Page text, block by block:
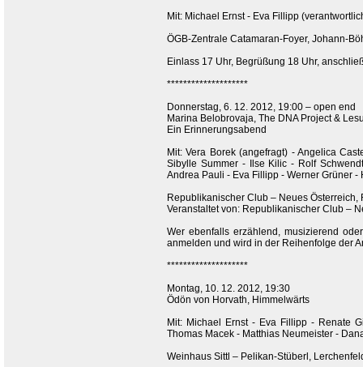
Mit: Michael Ernst - Eva Fillipp
ÖGB-Zentrale Catamaran-Foyer, Johann-
Einlass 17 Uhr, Begrüßung 18 Uhr,
********************
Donnerstag, 6. 12. 2012, 19:00 – open end
Marina Belobrovaja, The DNA Project &
Ein Erinnerungsabend
Mit: Vera Borek (angefragt) - Angelica
Sibylle Summer - Ilse Kilic - Rolf
Andrea Pauli - Eva Fillipp - Werner Grüner
Republikanischer Club – Neues
Veranstaltet von: Republikanischer Club –
Wer ebenfalls erzählend, musizierend
anmelden und wird in der Reihenfolge der
********************
Montag, 10. 12. 2012, 19:30
Ödön von Horvath, Himmelwärts
Mit: Michael Ernst - Eva Fillipp - Renate
Thomas Macek - Matthias Neumeister -
Weinhaus Sittl – Pelikan-Stüberl,